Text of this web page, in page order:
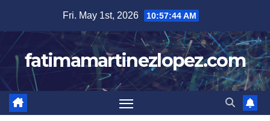
content
Fri. May 1st, 2026 10:57:45 AM
fatimamartinezlopez.com